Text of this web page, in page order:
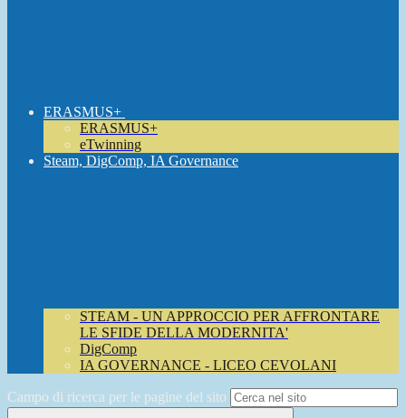
ERASMUS+
ERASMUS+
eTwinning
Steam, DigComp, IA Governance
STEAM - UN APPROCCIO PER AFFRONTARE
LE SFIDE DELLA MODERNITA'
DigComp
IA GOVERNANCE - LICEO CEVOLANI
Campo di ricerca per le pagine del sito